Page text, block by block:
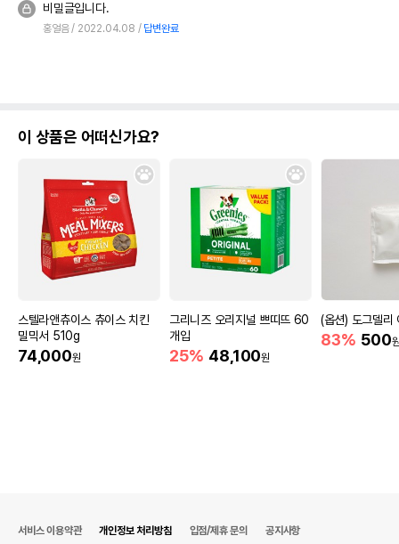
비밀글입니다.
홍얼음 2022.04.08 답변완료
이 상품은 어떠신가요?
스텔라앤츄이스 츄이스 치킨
밀믹서 510g
74,000원
그리니즈 오리지널 쁘띠뜨 60
개입
25% 48,100원
(옵션) 도그델리
83% 500
서비스 이용약관 개인정보 처리방침 입점/제휴 문의 공지사항